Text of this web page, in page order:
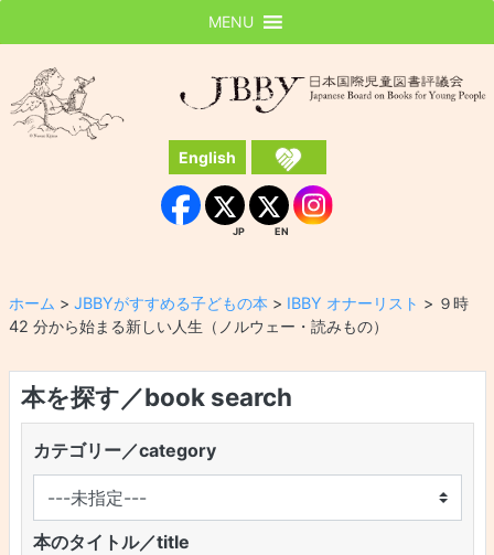
JBBY
English
Facebook
JP
JP
EN
EN Instagram
MENU
ホーム > JBBYがすすめる子どもの本 > IBBY オナーリスト > ９時
42 分から始まる新しい人生（ノルウェー・読みもの）
本を探す／book search
カテゴリー／category
本のタイトル／title